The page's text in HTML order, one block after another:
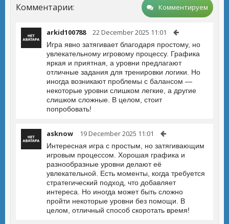
Комментарии: Комментируем
arkid100788 22 December 2025 11:01
Игра явно затягивает благодаря простому, но
увлекательному игровому процессу. Графика
яркая и приятная, а уровни предлагают
отличные задания для тренировки логики. Но
иногда возникают проблемы с балансом —
некоторые уровни слишком легкие, а другие
слишком сложные. В целом, стоит
попробовать!
asknow 19 December 2025 11:01
Интересная игра с простым, но затягивающим
игровым процессом. Хорошая графика и
разнообразные уровни делают её
увлекательной. Есть моменты, когда требуется
стратегический подход, что добавляет
интереса. Но иногда может быть сложно
пройти некоторые уровни без помощи. В
целом, отличный способ скоротать время!